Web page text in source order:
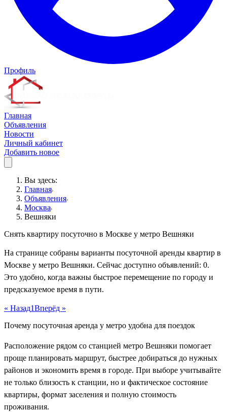
Профиль
Главная
Объявления
Новости
Личный кабинет
Добавить новое
Вы здесь:
Главная
Объявления
Москва
Вешняки
Снять квартиру посуточно в Москве у метро Вешняки
На странице собраны варианты посуточной аренды квартир в
Москве у метро Вешняки. Сейчас доступно объявлений: 0.
Это удобно, когда важны быстрое перемещение по городу и
предсказуемое время в пути.
« Назад1Вперёд »
Почему посуточная аренда у метро удобна для поездок
Расположение рядом со станцией метро Вешняки помогает
проще планировать маршрут, быстрее добираться до нужных
районов и экономить время в городе. При выборе учитывайте
не только близость к станции, но и фактическое состояние
квартиры, формат заселения и полную стоимость
проживания.